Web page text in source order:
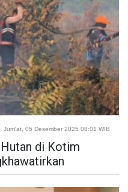
Jum'at, 05 Desember 2025 08:01 WIB
di Kotim